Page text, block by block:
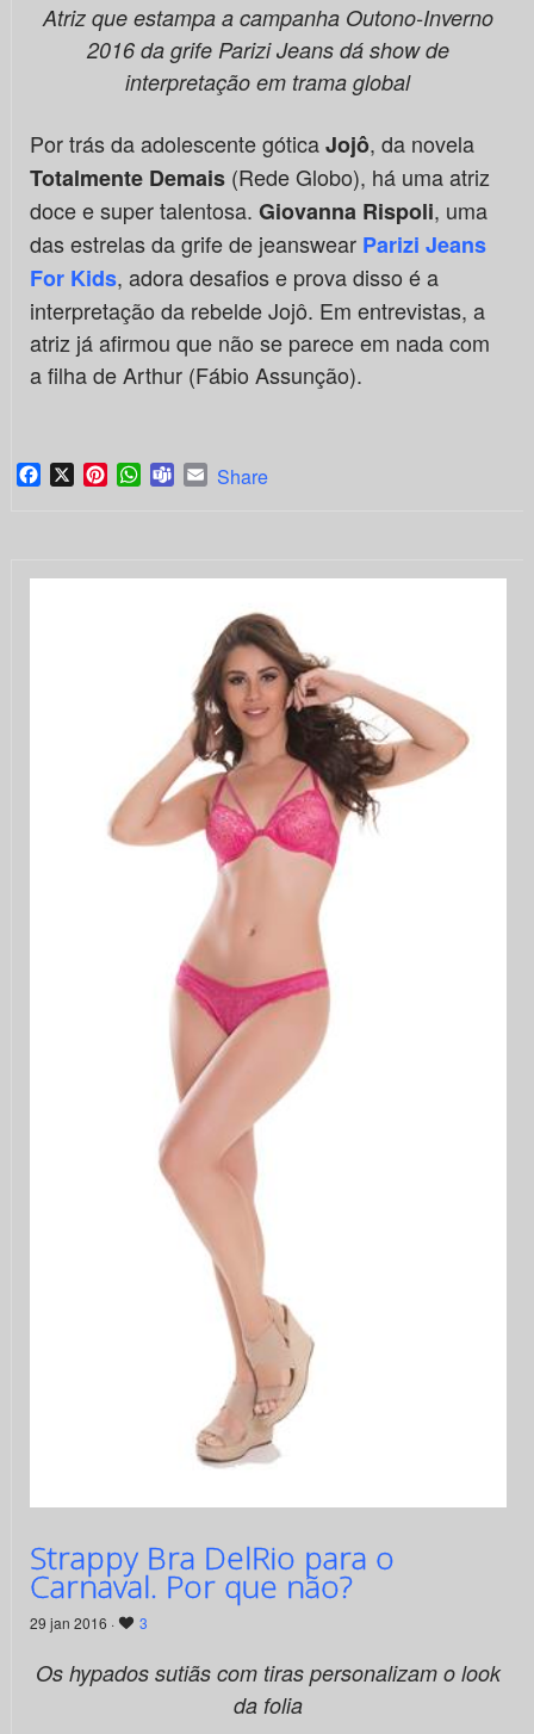
Atriz que estampa a campanha Outono-Inverno
2016 da grife Parizi Jeans dá show de
interpretação em trama global
Por trás da adolescente góticaJojô, da novela
Totalmente Demais(Rede Globo), há uma atriz
doce e super talentosa. Giovanna Rispoli, uma
das estrelas da grife de jeanswear Parizi Jeans
For Kids, adora desafios e prova disso é a
interpretação da rebelde Jojô. Em entrevistas, a
atriz já afirmou que não se parece em nada com
a filha de Arthur (Fábio Assunção).
Facebook
X PinterestWhatsApp
TeamsEmail
Share
Strappy Bra DelRio para o
Carnaval. Por que não?
29 jan 2016 · 3
Os hypados sutiãs com tiras personalizam o look
da folia